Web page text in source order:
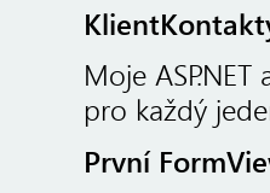
Moje
pro každý
První